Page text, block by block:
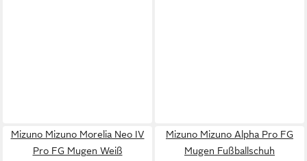
Mizuno Mizuno Morelia Neo IV
Pro FG Mugen Weiß
Mizuno Mizuno Alpha Pro FG
Mugen Fußballschuh